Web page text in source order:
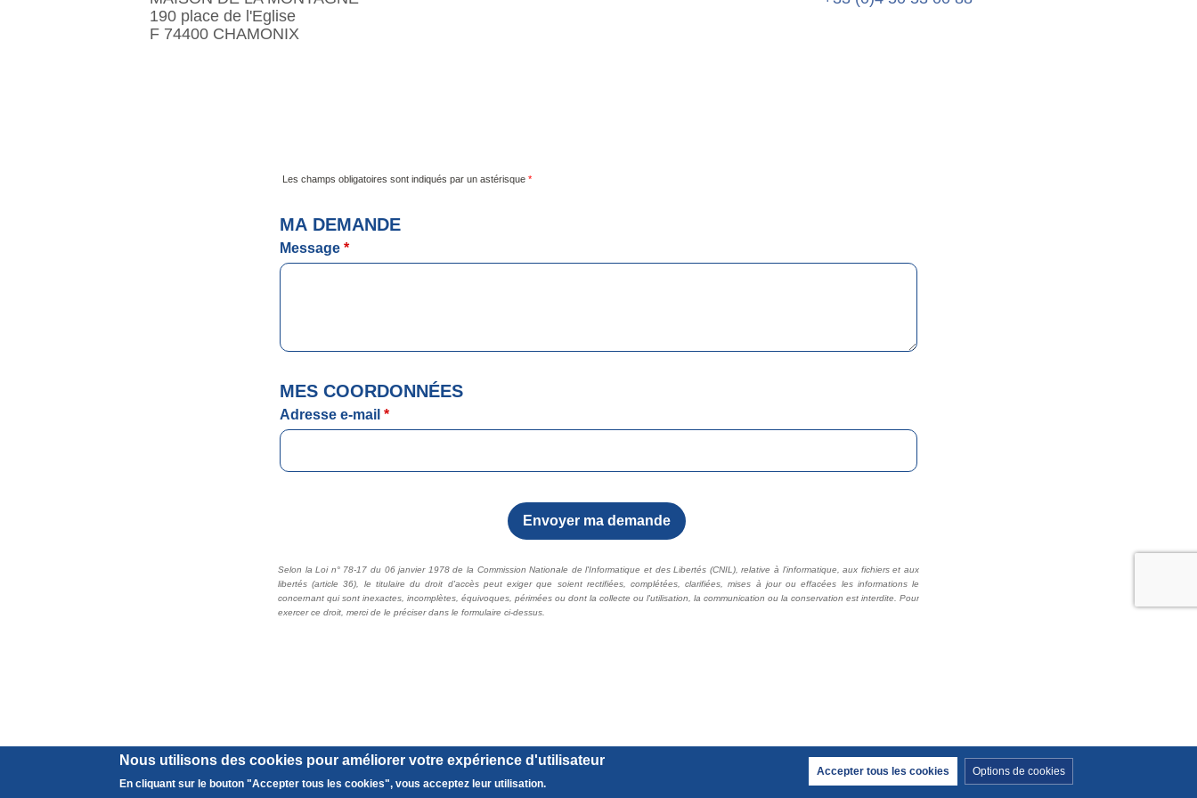
190 place de l'Eglise
F 74400 CHAMONIX
Nous utilisons des cookies pour améliorer votre expérience d'utilisateur
En cliquant sur le bouton "Accepter tous les cookies", vous acceptez leur utilisation.
Accepter tous les cookies Retirer le consentement
Options de cookies